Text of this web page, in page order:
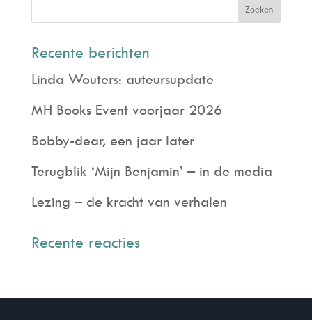
Recente berichten
Linda Wouters: auteursupdate
MH Books Event voorjaar 2026
Bobby-dear, een jaar later
Terugblik ‘Mijn Benjamin’ – in de media
Lezing – de kracht van verhalen
Recente reacties